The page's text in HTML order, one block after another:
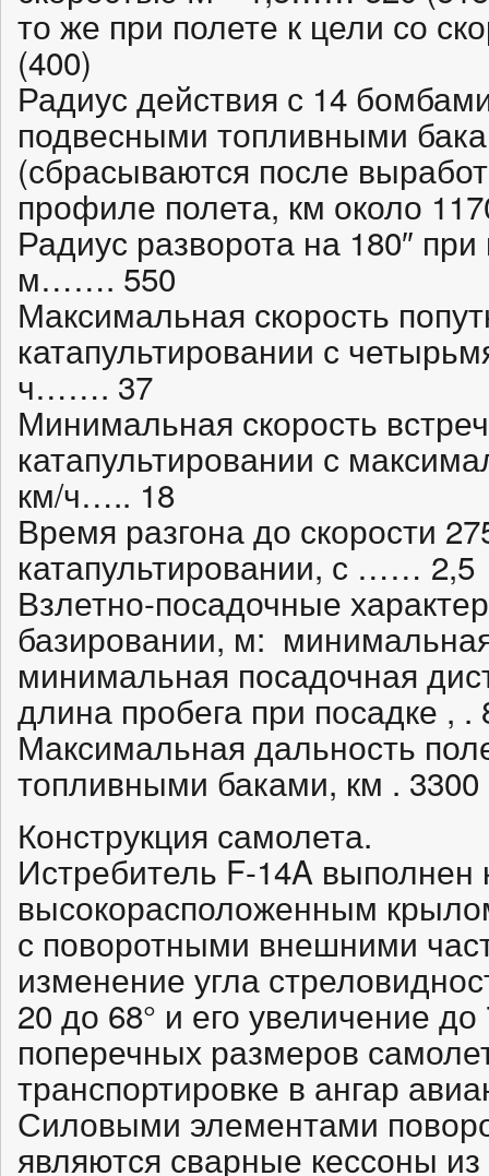
то же при полете к цели со
(400)
Радиус действия с 14
подвесными топливными
(сбрасываются после
профиле полета, км около
Радиус разворота на 180″ при
м……. 550
Максимальная скорость
катапультировании с
ч……. 37
Минимальная скорость
катапультировании с
км/ч….. 18
Время разгона до скорости
катапультировании, с …… 2,5
Взлетно-посадочные
базировании, м:
минимальная посадочная
длина пробега при посадке , .
Максимальная дальность
топливными баками, км . 3300
Конструкция самолета.
Истребитель F-14A выполнен
высокорасположенным
с поворотными внешними
изменение угла
20 до 68° и его увеличение
поперечных размеров
транспортировке в ангар
Силовыми элементами
являются сварные кессоны из